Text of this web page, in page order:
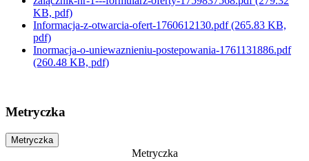
KB, pdf)
Informacja-z-otwarcia-ofert-1760612130.pdf(265.83 KB,
pdf)
Inormacja-o-uniewaznieniu-postepowania-1761131886.pdf
(260.48 KB, pdf)
Metryczka
Metryczka
Metryczka